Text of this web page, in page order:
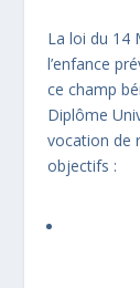
La loi du 14
l’enfance
ce champ
Diplôme
vocation de
objectifs :